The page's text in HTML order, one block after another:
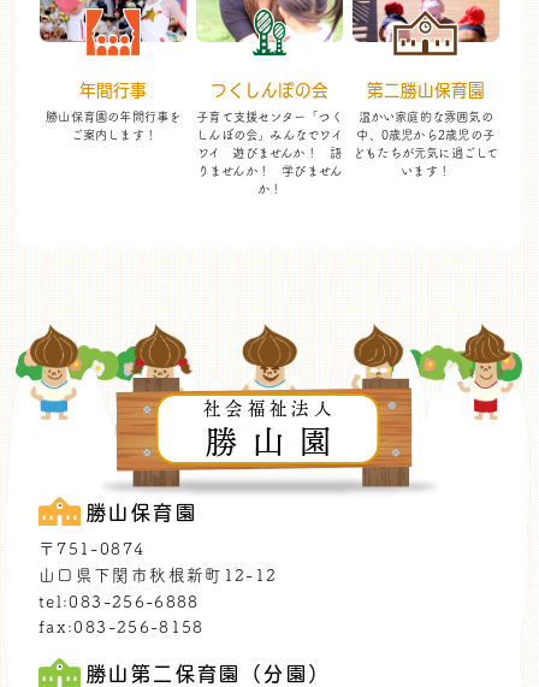
年間行事
勝山保育園の年間行事を
ご案内します！
つくしんぼの会
子育て支援センター「つく
しんぼの会」 みんなでワイ
ワイ 遊びませんか！
語
りませんか！ 学びません
か！
第二勝山保育園
温かい家庭的な雰囲気の
中、 0歳児から2歳児の子
どもたちが元気に過ごして
います！
社会福祉法人
勝山園
勝山保育園
〒751-0874
山口県下関市秋根新町12-12
tel:083-256-6888
fax:083-256-8158
勝山第二保育園（分園）